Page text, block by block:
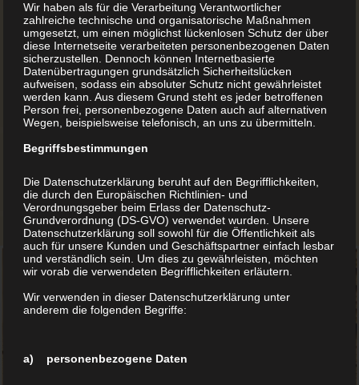
Jetzt Gutschein schenken!
Schenken Sie Bücher von Buchducker.at! Erfüllen Sie den
Traum vom eigenen Buch. Einfach Buch drucken lassen.
Ob mit Softcover, Hardcover oder andere Veredelungen.
Schenken Sie jetzt einen Gutschein für einen Buch-
Bestellungper Mailoder telefonisch unter +43 1 283 9999
10.
Wir haben als für die Verarbeitung Verantwortlicher
zahlreiche technische und organisatorische Maßnahmen
umgesetzt, um einen möglichst lückenlosen Schutz der über
diese Internetseite verarbeiteten personenbezogenen Daten
sicherzustellen. Dennoch können Internetbasierte
Datenübertragungen grundsätzlich Sicherheitslücken
aufweisen, sodass ein absoluter Schutz nicht gewährleistet
werden kann. Aus diesem Grund steht es jeder betroffenen
Person frei, personenbezogene Daten auch auf alternativen
Wegen, beispielsweise telefonisch, an uns zu übermitteln.
Begriffsbestimmungen
Die Datenschutzerklärung beruht auf den Begrifflichkeiten,
die durch den Europäischen Richtlinien- und
Verordnungsgeber beim Erlass der Datenschutz-
Grundverordnung (DS-GVO) verwendet wurden. Unsere
Datenschutzerklärung soll sowohl für die Öffentlichkeit als
auch für unsere Kunden und Geschäftspartner einfach lesbar
und verständlich sein. Um dies zu gewährleisten, möchten
wir vorab die verwendeten Begrifflichkeiten erläutern.
Wir verwenden in dieser Datenschutzerklärung unter
anderem die folgenden Begriffe:
a) personenbezogene Daten